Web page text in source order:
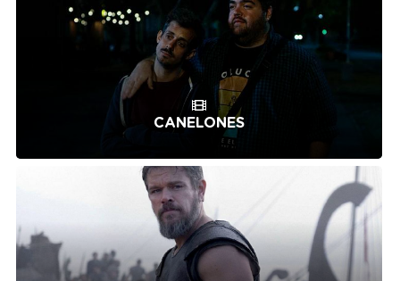
CANELONES